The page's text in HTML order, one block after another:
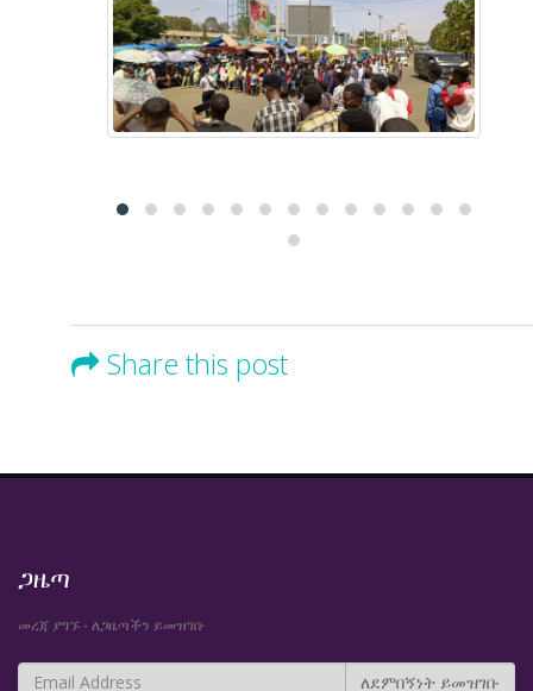
Share this post
ጋዜጣ
መረጃ ያግኙ - ለጋዜጣችን ይመዝገቡ